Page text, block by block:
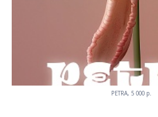
PETRA, 5 000 p.